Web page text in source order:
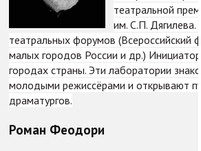
театральной
им. С.П. Дягилева.
театральных форумов (Всероссийский
малых городов России и др.)
городах страны. Эти лаборатории
молодыми режиссёрами и открывают
драматургов.
Роман Феодори